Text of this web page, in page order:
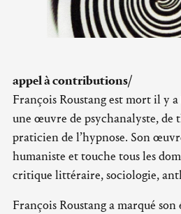
appel à contributions/
François Roustang est mort il y
une œuvre de psychanalyste, de
praticien de l’hypnose. Son
humaniste et touche tous les
critique littéraire, sociologie,
François Roustang a marqué son